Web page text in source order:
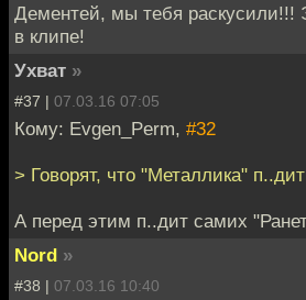
Дементей, мы тебя раскусили!!!
в клипе!
Ухват »
#37 | 07.03.16 07:05
Кому: Evgen_Perm, #32
> Говорят, что "Металлика"
А перед этим п..дит самих
Nord »
#38 | 07.03.16 10:40